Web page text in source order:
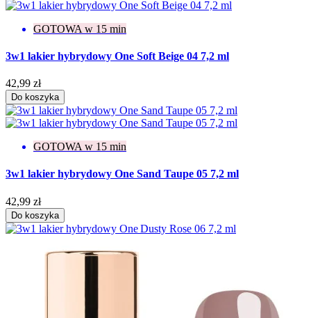
GOTOWA w 15 min
3w1 lakier hybrydowy One Soft Beige 04 7,2 ml
42,99 zł
Do koszyka
GOTOWA w 15 min
3w1 lakier hybrydowy One Sand Taupe 05 7,2 ml
42,99 zł
Do koszyka